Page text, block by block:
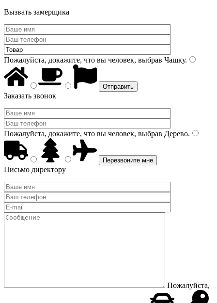
Вызвать замерщика
Пожалуйста, докажите, что вы человек, выбрав Чашку.
Заказать звонок
Пожалуйста, докажите, что вы человек, выбрав Дерево.
Письмо директору
Пожалуйста,